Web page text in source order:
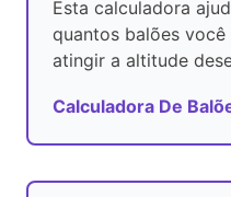
Esta calculadora
quantos balões
atingir a altitude
Calculadora De